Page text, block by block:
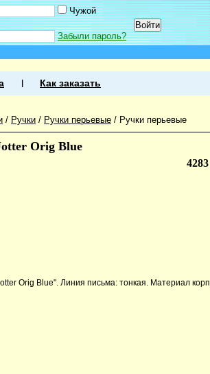
Чужой
Забыли пароль?
Как заказать
/ Ручки / Ручки перьевые / Ручки перьевые
Orig Blue
Orig Blue". Линия письма: тонкая. Материал